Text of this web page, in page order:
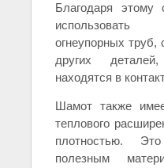
Благодаря этому
использовать
огнеупорных труб,
других
находятся в
Шамот также
теплового
плотностью.
полезным